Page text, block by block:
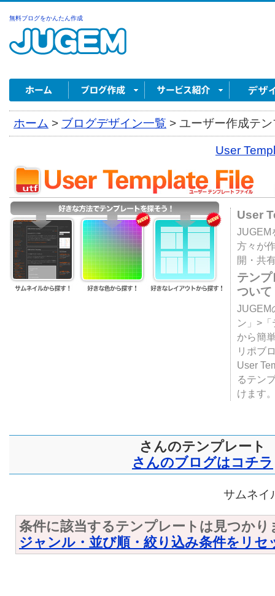
無料ブログをかんたん作成
ホーム > ブログデザイン一覧 > ユーザー作成テ
User
User
JUGEM
方々が
開・共
テン
ついて
JUGEM
ン」>
から簡
リポブ
User
るテン
けます
さんのテンプレート
さんのブログはコチラ
サムネイ
条件に該当するテンプレートは見つかり
ジャンル・並び順・絞り込み条件をリセ